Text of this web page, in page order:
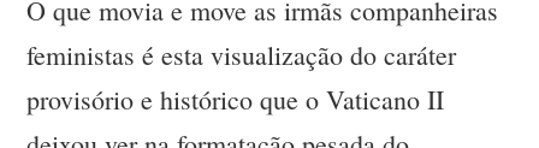
O que movia e move as irmãs companheiras
feministas é esta visualização do caráter
provisório e histórico que o Vaticano II